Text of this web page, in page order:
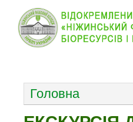
Головна